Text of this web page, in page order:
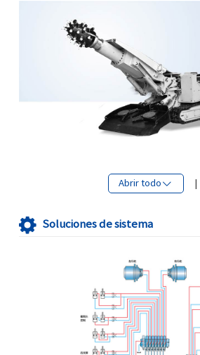
Abrir todo
Soluciones de sistema